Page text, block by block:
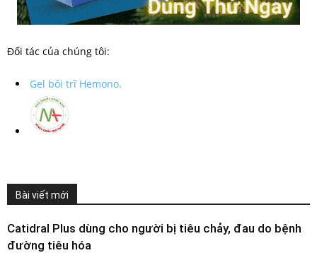
Đối tác của chúng tôi:
Gel bôi trĩ Hemono.
Bài viết mới
Catidral Plus dùng cho người bị tiêu chảy, đau do bệnh
đường tiêu hóa